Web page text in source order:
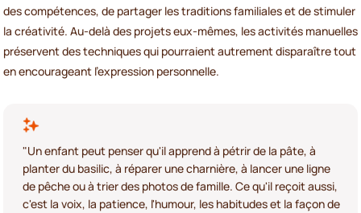
des compétences, de partager les traditions familiales et de stimuler
la créativité. Au-delà des projets eux-mêmes, les activités manuelles
préservent des techniques qui pourraient autrement disparaître tout
en encourageant l'expression personnelle.
"Un enfant peut penser qu'il apprend à pétrir de la pâte, à
planter du basilic, à réparer une charnière, à lancer une ligne
de pêche ou à trier des photos de famille. Ce qu'il reçoit aussi,
c'est la voix, la patience, l'humour, les habitudes et la façon de